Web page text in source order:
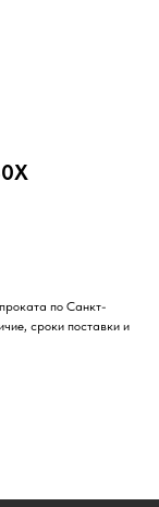
по Санкт-
сроки поставки и